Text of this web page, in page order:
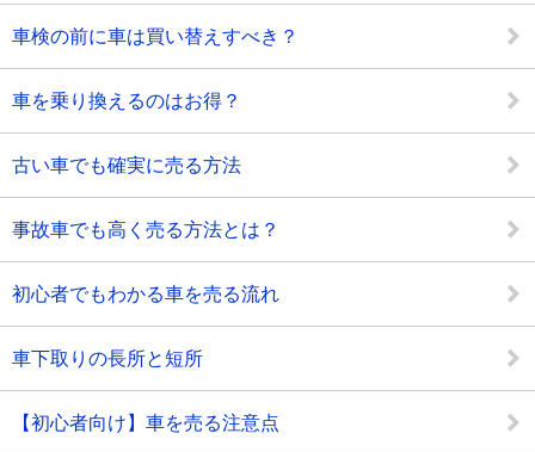
車検の前に車は買い替えすべき？
車を乗り換えるのはお得？
古い車でも確実に売る方法
事故車でも高く売る方法とは？
初心者でもわかる車を売る流れ
車下取りの長所と短所
【初心者向け】車を売る注意点